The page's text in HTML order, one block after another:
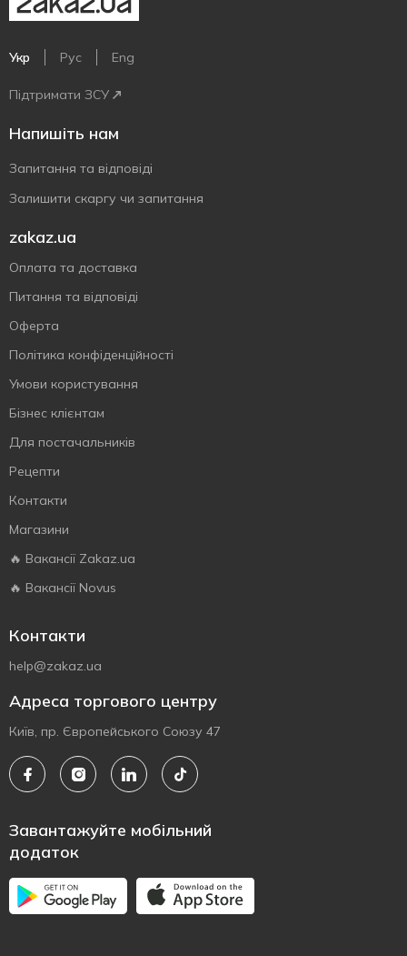
Укр Рус Eng
Підтримати ЗСУ
Напишіть нам
Запитання та відповіді
Залишити скаргу чи запитання
zakaz.ua
Оплата та доставка
Питання та відповіді
Оферта
Політика конфіденційності
Умови користування
Бізнес клієнтам
Для постачальників
Рецепти
Контакти
Магазини
🔥 Вакансії Zakaz.ua
🔥 Вакансії Novus
Контакти
help@zakaz.ua
Адреса торгового центру
Київ, пр. Європейського Союзу 47
Завантажуйте мобільний
додаток